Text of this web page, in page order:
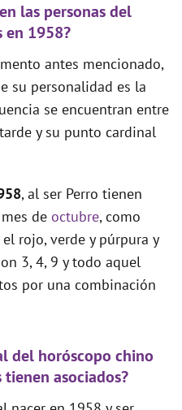
las personas del
en 1958?
antes mencionado,
su personalidad es la
se encuentran entre
y su punto cardinal
, al ser Perro tienen
de octubre, como
rojo, verde y púrpura y
3, 4, 9 y todo aquel
por una combinación
del horóscopo chino
tienen asociados?